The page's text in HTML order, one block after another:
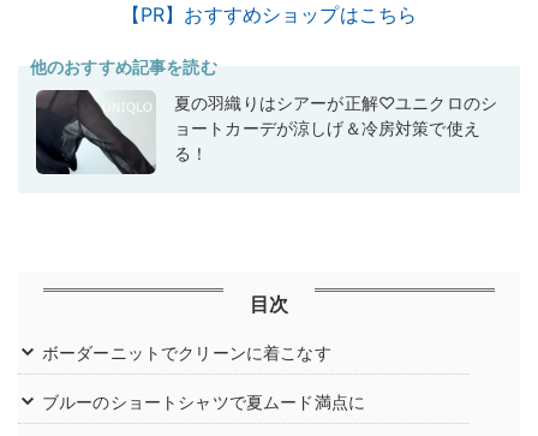
【PR】おすすめショップはこちら
他のおすすめ記事を読む
夏の羽織りはシアーが正解♡ユニクロのシ
ョートカーデが涼しげ＆冷房対策で使え
る！
目次
ボーダーニットでクリーンに着こなす
ブルーのショートシャツで夏ムード満点に